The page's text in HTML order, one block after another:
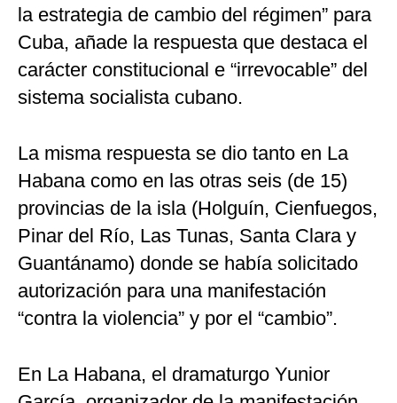
la estrategia de cambio del régimen” para
Cuba, añade la respuesta que destaca el
carácter constitucional e “irrevocable” del
sistema socialista cubano.
La misma respuesta se dio tanto en La
Habana como en las otras seis (de 15)
provincias de la isla (Holguín, Cienfuegos,
Pinar del Río, Las Tunas, Santa Clara y
Guantánamo) donde se había solicitado
autorización para una manifestación
“contra la violencia” y por el “cambio”.
En La Habana, el dramaturgo Yunior